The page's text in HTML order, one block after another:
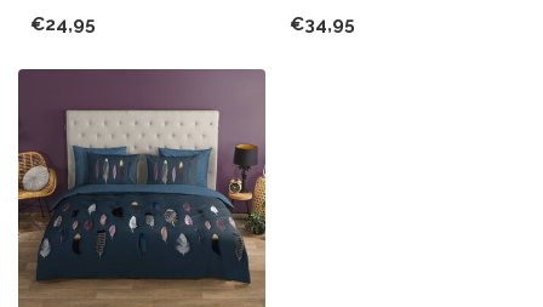
€24,95 €34,95